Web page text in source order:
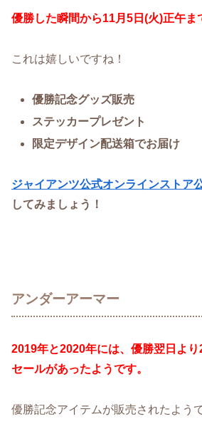
優勝した瞬間から11月5日(火)正午ま
これは嬉しいですね！
優勝記念グッズ販売
ステッカープレゼント
限定デザイン配送箱でお届け
ジャイアンツ公式オンラインストア
してみましょう！
アンダーアーマー
2019年と2020年には、優勝翌日よ
セールがあったようです。
優勝記念アイテムが販売されたよう